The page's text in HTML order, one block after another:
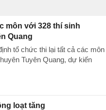
môn với 328 thí sinh
Quang
tổ chức thi lại tất cả các môn
Tuyên Quang, dự kiến
loạt tăng